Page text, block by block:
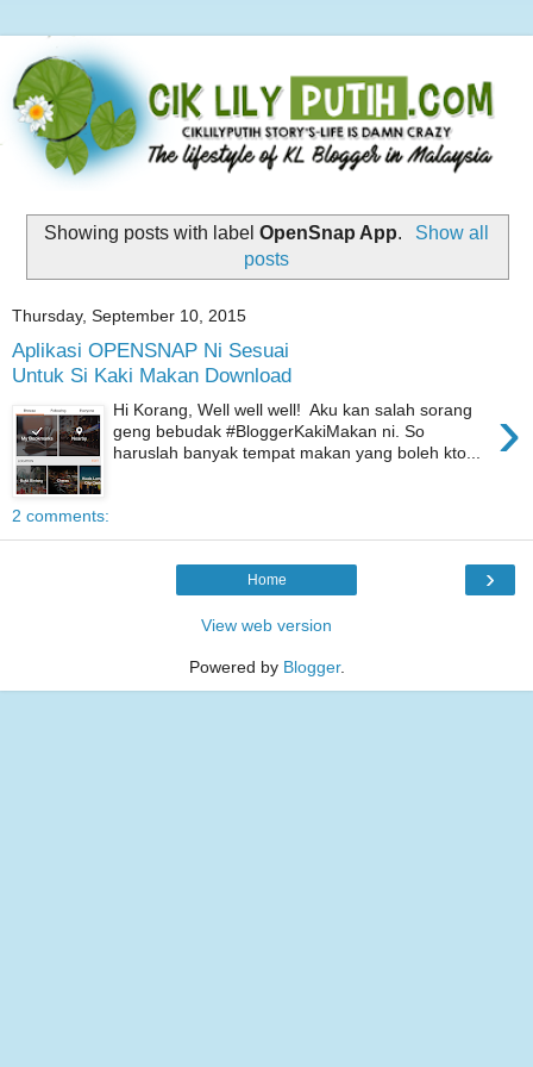
Showing posts with labelOpenSnap App.
Show all
posts
Thursday, September 10, 2015
Aplikasi OPENSNAP Ni Sesuai
Untuk Si Kaki Makan Download
›
Hi Korang, Well well well! Aku kan salah sorang
geng bebudak #BloggerKakiMakan ni. So
haruslah banyak tempat makan yang boleh kto...
2 comments:
›
Home
View web version
Powered by Blogger.